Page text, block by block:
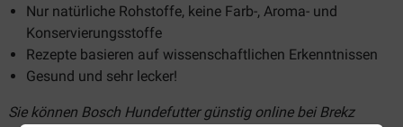
Nur natürliche Rohstoffe, keine Farb-, Aroma- und
Konservierungsstoffe
Rezepte basieren auf wissenschaftlichen Erkenntnissen
Gesund und sehr lecker!
Sie können Bosch Hundefutter günstig online bei Brekz